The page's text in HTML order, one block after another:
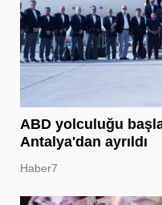
ABD yolculuğu
Antalya'dan ayrıldı
Haber7